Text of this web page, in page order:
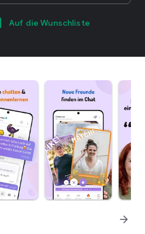
Auf die Wunschliste
arrow_forward